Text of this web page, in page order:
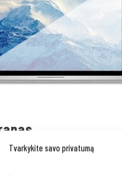
Tvarkykite savo privatumą
su nešiojamuoju kompiuteriu bet